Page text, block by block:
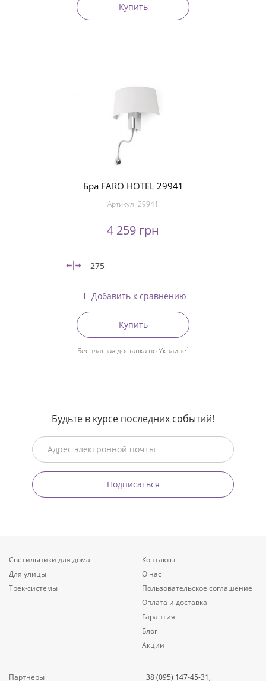
Купить
Бра FARO HOTEL 29941
Артикул: 29941
4 259 грн
275
Добавить к сравнению
Купить
Бесплатная доставка по Украине1
Будьте в курсе последних событий!
Подписаться
Светильники для дома
Для улицы
Трек-системы
Контакты
О нас
Пользовательское соглашение
Оплата и доставка
Гарантия
Блог
Акции
Партнеры +38 (095) 147-45-31,